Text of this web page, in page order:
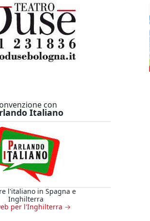
con
Italiano
l'italiano in Spagna e
Inghilterra
per l'Inghilterra →